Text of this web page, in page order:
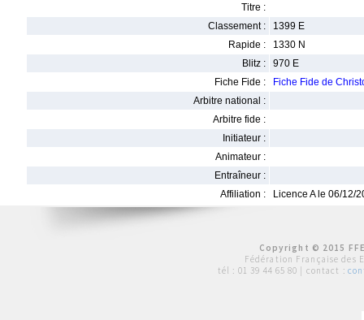
Titre :
Classement :
1399 E
Rapide :
1330 N
Blitz :
970 E
Fiche Fide :
Fiche Fide de
Arbitre national :
Arbitre fide :
Initiateur :
Animateur :
Entraîneur :
Affiliation :
Licence A le 06/12/
Copyright © 2015
Fédération Française des
tél : 01 39 44 65 80 | contact :